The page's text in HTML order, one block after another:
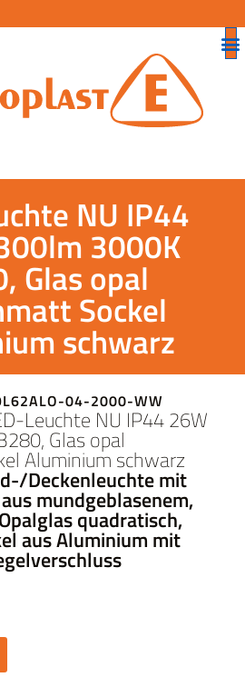
NU IP44
3000K
Glas opal
Sockel
schwarz
04-2000-WW
Leuchte NU IP44 26W
Glas opal
Aluminium schwarz
Deckenleuchte mit
mundgeblasenem,
quadratisch,
aus Aluminium mit